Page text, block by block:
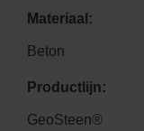
Materiaal:
Beton
Productlijn:
GeoSteen®